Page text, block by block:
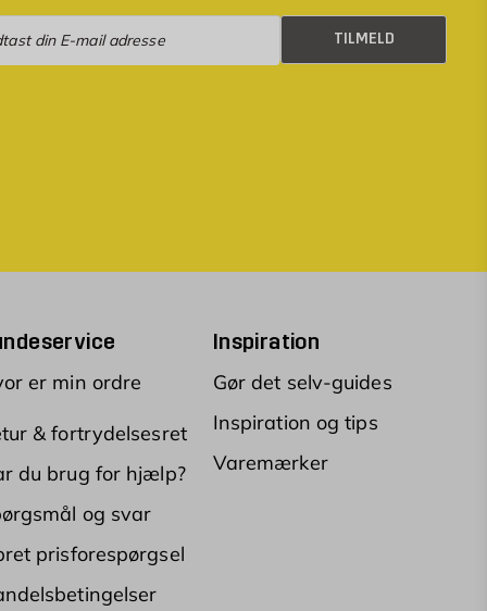
TILMELD
er min ordre
& fortrydelsesret
du brug for hjælp?
og svar
prisforespørgsel
Inspiration
Gør det selv-guides
Inspiration og tips
Varemærker